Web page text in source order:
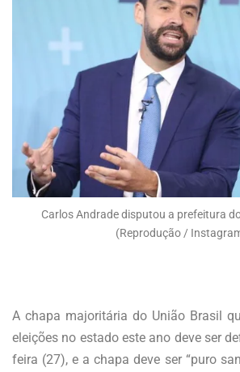
Carlos Andrade disputou a prefeitura
(Reprodução /
A chapa majoritária do União Brasil
eleições no estado este ano deve ser
feira (27), e a chapa deve ser “puro